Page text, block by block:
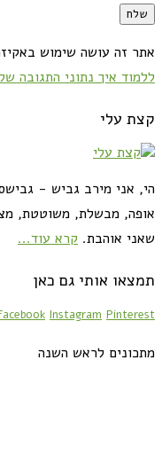
אתר זה עושה שימוש
ללמוד איך נתוני התגובה
קצת עלי
הי, אני מירב גביש -
אופה, מבשלת, משוטטת,
שאני אוהבת. קרא עוד...
תמצאו אותי גם כאן
Instagram Pinterest
מתכונים לראש השנה